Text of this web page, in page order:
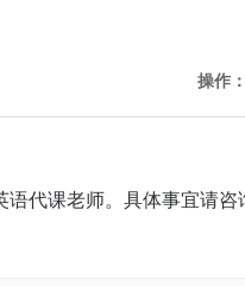
操作：
代课老师。具体事宜请咨